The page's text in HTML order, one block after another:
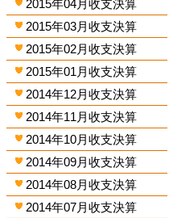
2015年04月收支決算
2015年03月收支決算
2015年02月收支決算
2015年01月收支決算
2014年12月收支決算
2014年11月收支決算
2014年10月收支決算
2014年09月收支決算
2014年08月收支決算
2014年07月收支決算